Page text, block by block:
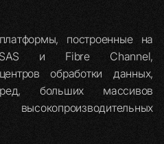
построенные на
SAS и Fibre Channel,
обработки данных,
больших массивов